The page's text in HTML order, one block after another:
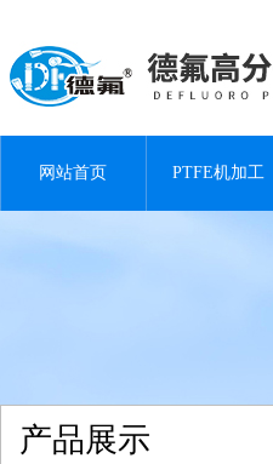
网站首页 PTFE机加工
产品展示